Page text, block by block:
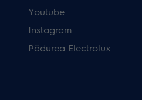
Youtube
Instagram
Pădurea Electrolux